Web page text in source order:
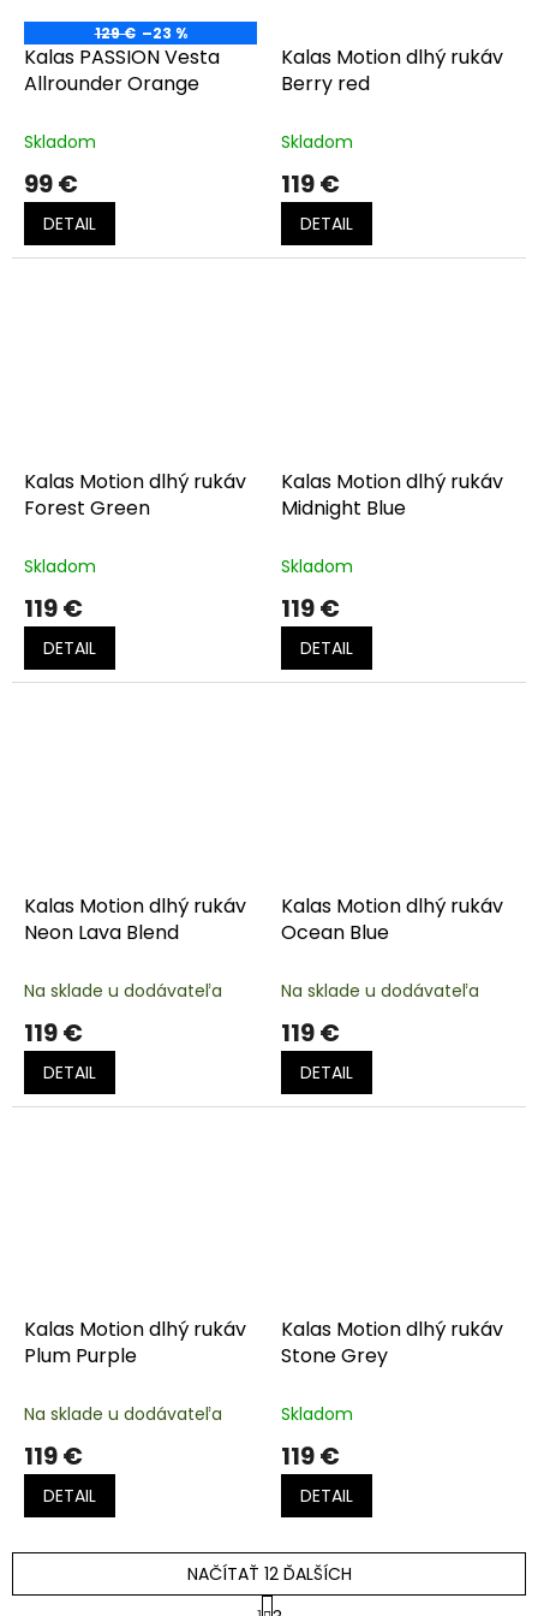
129 € –23 %
Kalas PASSION Vesta
Allrounder Orange
Skladom
99 €
DETAIL
Kalas Motion dlhý rukáv
Berry red
Skladom
119 €
DETAIL
Kalas Motion dlhý rukáv
Forest Green
Skladom
119 €
DETAIL
Kalas Motion dlhý rukáv
Midnight Blue
Skladom
119 €
DETAIL
Kalas Motion dlhý rukáv
Neon Lava Blend
Na sklade u dodávateľa
119 €
DETAIL
Kalas Motion dlhý rukáv
Ocean Blue
Na sklade u dodávateľa
119 €
DETAIL
Kalas Motion dlhý rukáv
Plum Purple
Na sklade u dodávateľa
119 €
DETAIL
Kalas Motion dlhý rukáv
Stone Grey
Skladom
119 €
DETAIL
NAČÍTAŤ 12 ĎALŠÍCH
S